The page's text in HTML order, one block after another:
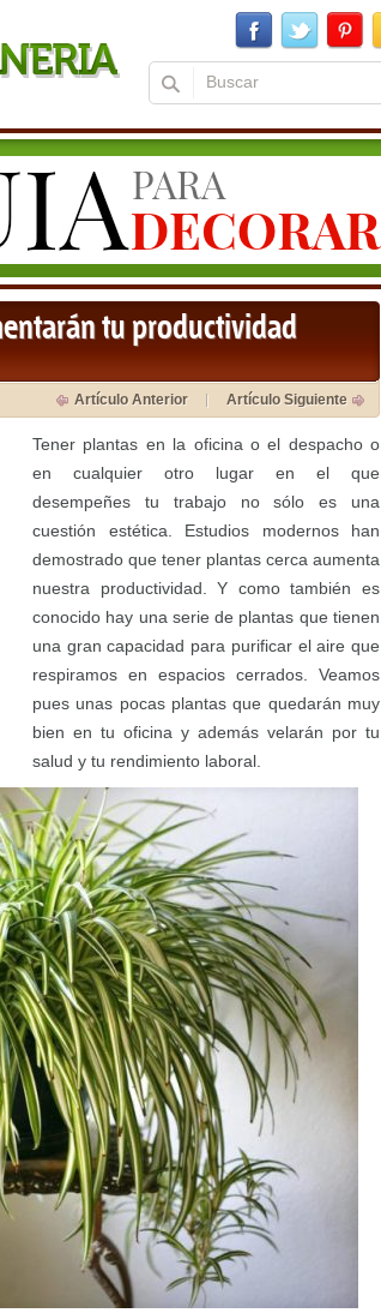
tu productividad
Artículo Anterior Artículo Siguiente
Tener plantas en la oficina o el despacho o
en cualquier otro lugar en el que
desempeñes tu trabajo no sólo es una
cuestión estética. Estudios modernos han
demostrado que tener plantas cerca aumenta
nuestra productividad. Y como también es
conocido hay una serie de plantas que tienen
una gran capacidad para purificar el aire que
respiramos en espacios cerrados. Veamos
pues unas pocas plantas que quedarán muy
bien en tu oficina y además velarán por tu
salud y tu rendimiento laboral.